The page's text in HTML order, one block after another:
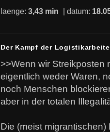
laenge: 3,43 min | datum:
Der Kampf der
>>Wenn wir Streikposten
eigentlich weder Waren,
noch Menschen
aber in der totalen
Die (meist